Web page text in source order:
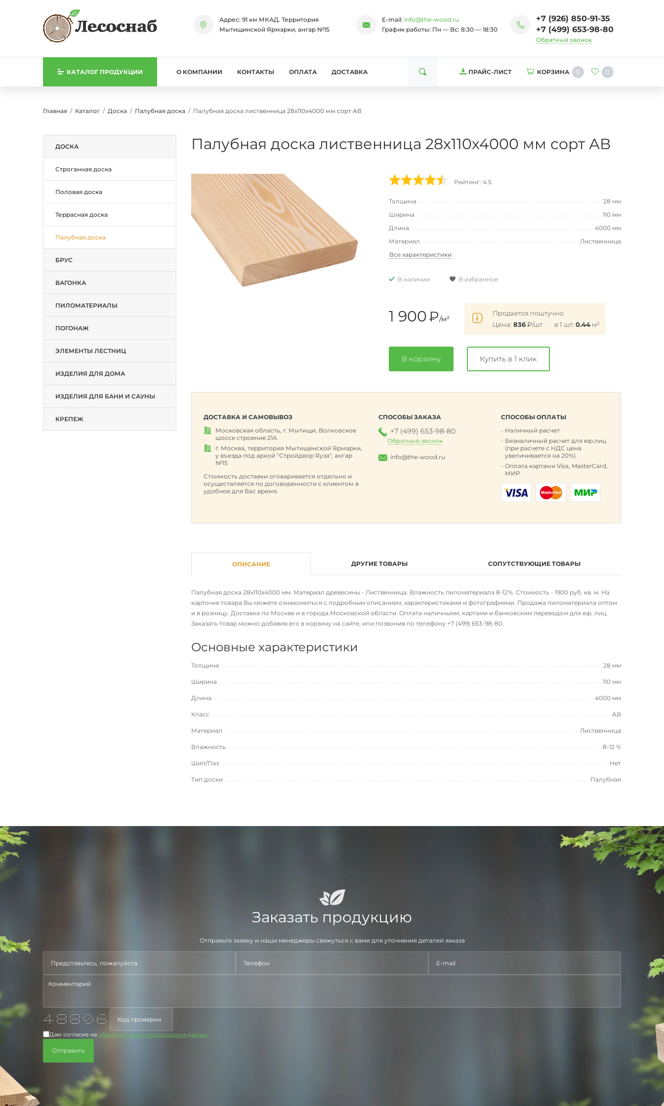
Адрес: 91 км МКАД. Территория
Мытищинской Ярмарки, ангар №15
E-mail: info@the-wood.ru
График работы: Пн — Вс: 8:30 — 18:30
+7 (926) 850-91-35
+7 (499) 653-98-80
Обратный звонок
КАТАЛОГ ПРОДУКЦИИ О КОМПАНИИ КОНТАКТЫ ОПЛАТА ДОСТАВКА ПРАЙС-ЛИСТ КОРЗИНА 0 0
Главная Каталог Доска Палубная доска Палубная доска лиственница 28х110х4000 мм сорт АВ
ДОСКА
Строганная доска
Половая доска
Террасная доска
Палубная доска
БРУС
ВАГОНКА
ПИЛОМАТЕРИАЛЫ
ПОГОНАЖ
ЭЛЕМЕНТЫ ЛЕСТНИЦ
ИЗДЕЛИЯ ДЛЯ ДОМА
ИЗДЕЛИЯ ДЛЯ БАНИ И САУНЫ
КРЕПЕЖ
Палубная доска лиственница 28х110х4000 мм сорт АВ
Рейтинг: 4.5
Толщина
28 мм
Ширина
110 мм
Длина
4000 мм
Материал
Лиственница
Все характеристики
В наличии В избранное
1 900₽/м²
Продается поштучно.
Цена: 836₽/шт в 1 шт: 0.44 м²
В корзину Купить в 1 клик
ДОСТАВКА И САМОВЫВОЗ
Московская область, г. Мытищи, Волковское
шоссе строение 21А
г. Москва, территория Мытищенской Ярмарки,
у въезда под аркой "Стройдвор Яуза", ангар
№15
Стоимость доставки оговаривается отдельно и
осуществляется по договоренности с клиентом в
удобное для Вас время.
СПОСОБЫ ЗАКАЗА
+7 (499) 653-98-80
Обратный звонок
info@the-wood.ru
СПОСОБЫ ОПЛАТЫ
Наличный расчет
Безналичный расчет для юр.лиц
(при расчете с НДС цена
увеличивается на 20%)
Оплата картами Visa, MasterCard,
МИР
ОПИСАНИЕ
Палубная доска 28х110х4000 мм. Материал древесины - Лиственница. Влажность пиломатериала 8-12%. Стоимость - 1900 руб. кв. м. На
карточке товара Вы можете ознакомиться с подробным описанием, характеристиками и фотографиями. Продажа пиломатериала оптом
и в розницу. Доставка по Москве и в города Московской области. Оплата наличными, картами и банковским переводом для юр. лиц.
Заказать товар можно добавив его в корзину на сайте, или позвонив по телефону +7 (499) 653-98-80.
Основные характеристики
Толщина 28 мм
Ширина 110 мм
Длина 4000 мм
Класс АВ
Материал Лиственница
Влажность 8-12 %
Шип/Паз Нет
Тип доски Палубная
ДРУГИЕ ТОВАРЫ СОПУТСТВУЮЩИЕ ТОВАРЫ
Заказать продукцию
Отправьте заявку и наши менеджеры свяжуться с вами для уточнения деталей заказа
* ***** ***** *** ****
** * * * * * * *
* * * * * * * * * *
* * ***** ***** * * * ******
******* * * * * * * * * *
* * * * * * * * *
* ***** ***** *** *****
Даю согласие на обработку моих персональных данных